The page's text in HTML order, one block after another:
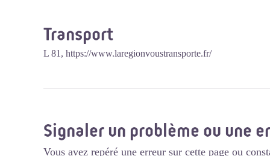
Transport
L 81, https://www.laregionvoustransporte.fr/
Signaler un problème ou une
Vous avez repéré une erreur sur cette page ou